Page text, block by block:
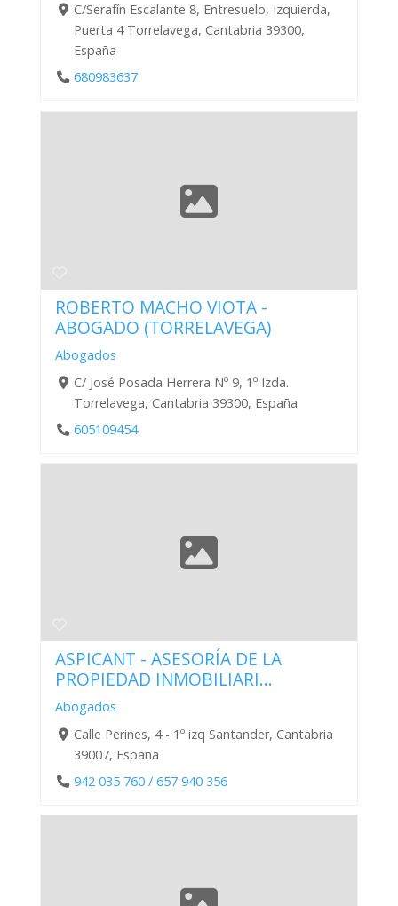
C/Serafín Escalante 8, Entresuelo, Izquierda,
Puerta 4 Torrelavega, Cantabria 39300,
España
680983637
ROBERTO MACHO VIOTA -
ABOGADO (TORRELAVEGA)
Abogados
C/ José Posada Herrera Nº 9, 1º Izda.
Torrelavega, Cantabria 39300, España
605109454
ASPICANT - ASESORÍA DE LA
PROPIEDAD INMOBILIARI...
Abogados
Calle Perines, 4 - 1º izq Santander, Cantabria
39007, España
942 035 760 / 657 940 356